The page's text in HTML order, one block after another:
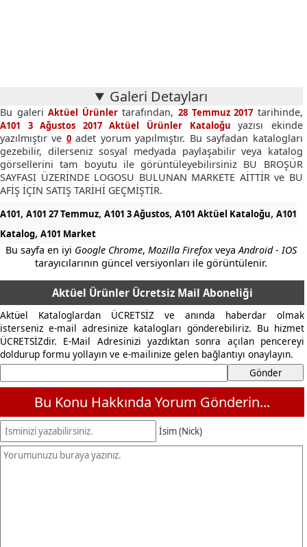
Galeri Detayları
Bu galeriAktüel Ürünlertarafından,28 Temmuz 2017 tarihinde,
A101 3 Ağustos 2017 Aktüel Ürünler Kataloğuyazısı ekinde
yazılmıştır ve 0adet yorum yapılmıştır. Bu sayfadan katalogları
gezebilir, dilerseniz sosyal medyada paylaşabilir veya katalog
görsellerini tam boyutu ile görüntüleyebilirsiniz BU BROŞÜR
SAYFASI ÜZERİNDE LOGOSU BULUNAN MARKETE AİTTİR ve BU
AFİŞ İÇİN SATIŞ TARİHİ GEÇMİŞTİR.
A101, A101 27 Temmuz, A101 3 Ağustos, A101 Aktüel Kataloğu, A101
Katalog, A101 Market
Bu sayfa en iyi Google Chrome,Mozilla Firefox veyaAndroid - IOS
tarayıcılarının güncel versiyonları ile görüntülenir.
Aktüel Ürünler Ücretsiz Mail Aboneliği
Aktüel Kataloglardan ÜCRETSİZ ve anında haberdar olmak
isterseniz e-mail adresinize katalogları gönderebiliriz. Bu hizmet
ÜCRETSİZdir. E-Mail Adresinizi yazdıktan sonra açılan pencereyi
doldurup formu yollayın ve e-mailinize gelen bağlantıyı onaylayın.
Bu Konu Hakkında Yorum Gönderin...
İsim (Nick)